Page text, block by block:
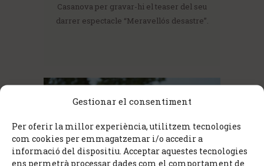
Gestionar el consentiment
Per oferir la millor experiència, utilitzem tecnologies
com cookies per emmagatzemar i/o accedir a
informació del dispositiu. Acceptar aquestes tecnologies
ens permetrà processar dades com el comportament de
Casanova per gravar-hi el teaser del seu
darrer espectacle “Meravellós desastre”.